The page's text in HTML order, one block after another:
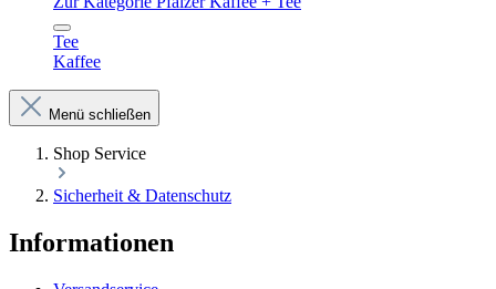
Tee
Kaffee
Menü schließen
Shop Service
Sicherheit & Datenschutz
Informationen